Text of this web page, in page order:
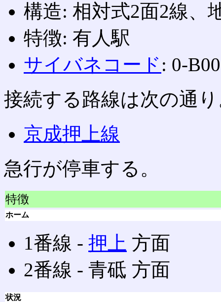
構造: 相対式2面2線、
特徴: 有人駅
サイバネコード : 0-
接続する路線は次の通
京成押上線
急行が停車する。
特徴
ホーム
1番線 ‐ 押上 方面
2番線 ‐ 青砥 方面
状況